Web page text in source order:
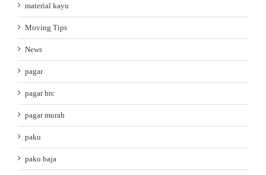
material kayu
Moving Tips
News
pagar
pagar brc
pagar murah
paku
paku baja